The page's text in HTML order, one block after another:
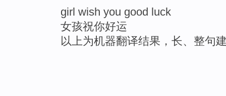
girl wish you good luck
女孩祝你好运
以上为机器翻译结果，长、整句